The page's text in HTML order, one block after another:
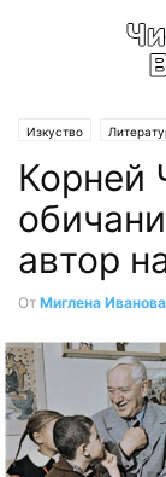
Изкуство
Корней
автор
От Миглена Иванова